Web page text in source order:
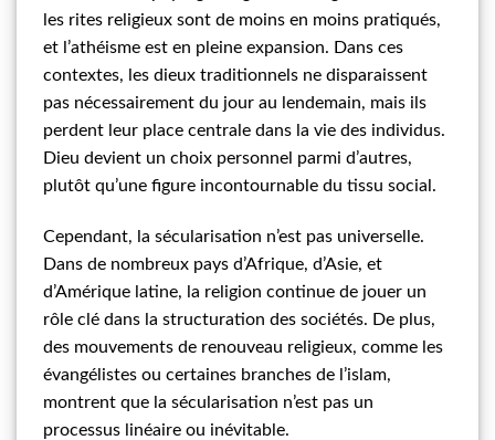
les rites religieux sont de moins en moins pratiqués,
et l’athéisme est en pleine expansion. Dans ces
contextes, les dieux traditionnels ne disparaissent
pas nécessairement du jour au lendemain, mais ils
perdent leur place centrale dans la vie des individus.
Dieu devient un choix personnel parmi d’autres,
plutôt qu’une figure incontournable du tissu social.
Cependant, la sécularisation n’est pas universelle.
Dans de nombreux pays d’Afrique, d’Asie, et
d’Amérique latine, la religion continue de jouer un
rôle clé dans la structuration des sociétés. De plus,
des mouvements de renouveau religieux, comme les
évangélistes ou certaines branches de l’islam,
montrent que la sécularisation n’est pas un
processus linéaire ou inévitable.